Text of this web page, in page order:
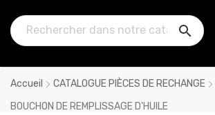
250DT D'ACHATS

Accueil CATALOGUE PIÈCES DE RECHANGE
BOUCHON DE REMPLISSAGE D'HUILE